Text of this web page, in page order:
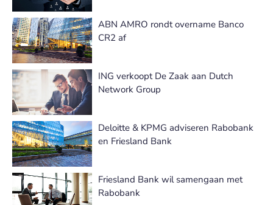
ABN AMRO rondt overname Banco
CR2 af
ING verkoopt De Zaak aan Dutch
Network Group
Deloitte & KPMG adviseren Rabobank
en Friesland Bank
Friesland Bank wil samengaan met
Rabobank